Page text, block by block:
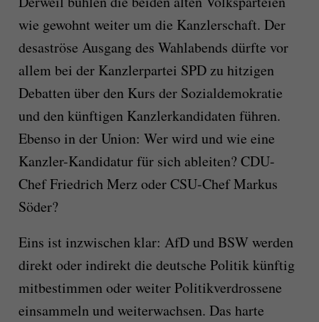
wie gewohnt weiter um die Kanzlerschaft. Der
desaströse Ausgang des Wahlabends dürfte vor
allem bei der Kanzlerpartei SPD zu hitzigen
Debatten über den Kurs der Sozialdemokratie
und den künftigen Kanzlerkandidaten führen.
Ebenso in der Union: Wer wird und wie eine
Kanzler-Kandidatur für sich ableiten? CDU-
Chef Friedrich Merz oder CSU-Chef Markus
Söder?
Eins ist inzwischen klar: AfD und BSW werden
direkt oder indirekt die deutsche Politik künftig
mitbestimmen oder weiter Politikverdrossene
einsammeln und weiterwachsen. Das harte